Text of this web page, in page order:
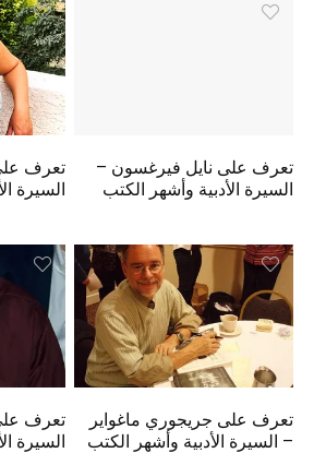
تعرف على نايل فيرغسون –
السيرة الأدبية وأشهر الكتب
تعرف
السيرة
تعرف على جريجوري ماغواير
– السيرة الأدبية وأشهر الكتب
تعرف
السيرة